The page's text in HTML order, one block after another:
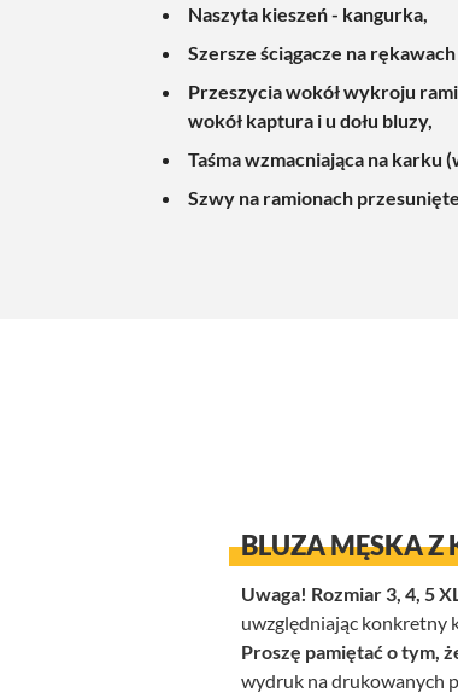
Naszyta kieszeń - kangurka,
Szersze ściągacze na
Przeszycia wokół wykroju
wokół kaptura i u dołu bluzy,
Taśma wzmacniająca na karku
Szwy na ramionach
BLUZA MĘSKA Z
Uwaga! Rozmiar 3, 4, 5
uwzględniając konkretny
Proszę pamiętać o tym,
wydruk na drukowanych